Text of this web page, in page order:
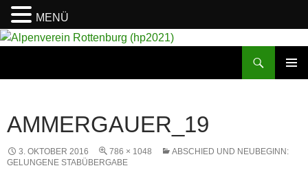
AMMERGAUER_19
3. OKTOBER 2016 786 × 1048
ABSCHIED UND NEUBEGINN:
GELUNGENE STABÜBERGABE
MENÜ